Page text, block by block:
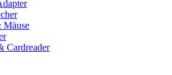
Mäuse
Cardreader